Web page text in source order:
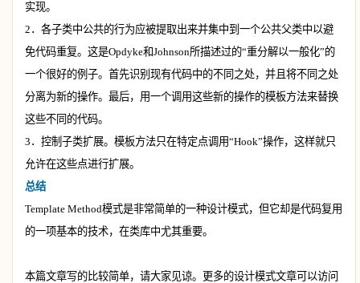
实现。
2 ．各子类中公共的行为应被提取出来并集中到一个公共父类中以避
免代码重复。这是Opdyke和Johnson所描述过的“重分解以一般化”的
一个很好的例子。首先识别现有代码中的不同之处，并且将不同之处
分离为新的操作。最后，用一个调用这些新的操作的模板方法来替换
这些不同的代码。
3 ．控制子类扩展。模板方法只在特定点调用“Hook”操作，这样就只
允许在这些点进行扩展。
总结
Template Method模式是非常简单的一种设计模式，但它却是代码复用
的一项基本的技术，在类库中尤其重要。
本篇文章写的比较简单，请大家见谅。更多的设计模式文章可以访问